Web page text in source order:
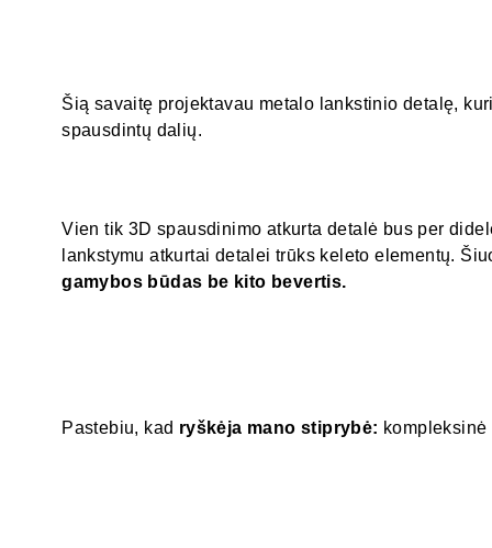
Šią savaitę projektavau metalo lankstinio detalę,
spausdintų dalių.
Vien tik 3D spausdinimo atkurta detalė bus per
lankstymu atkurtai detalei trūks keleto elementų.
gamybos būdas be kito bevertis.
Pastebiu, kad ryškėja mano stiprybė: kompleksinė